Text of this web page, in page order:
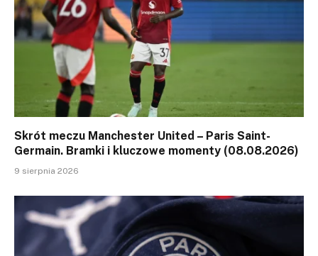
Skrót meczu Manchester United – Paris Saint-
Germain. Bramki i kluczowe momenty (08.08.2026)
9 sierpnia 2026